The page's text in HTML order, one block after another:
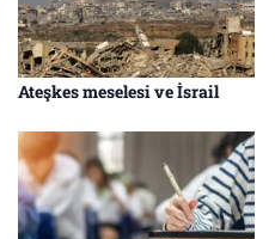
Ateşkes meselesi ve İsrail